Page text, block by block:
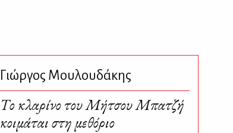
Γιώργος Μουλουδάκης
Το κλαρίνο του Μήτσου Μπατζή
κοιμάται στη μεθόριο